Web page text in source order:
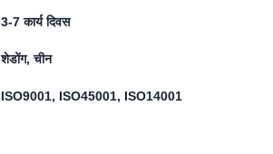
3-7 कार्य दिवस
शेडोंग, चीन
ISO9001, ISO45001, ISO14001